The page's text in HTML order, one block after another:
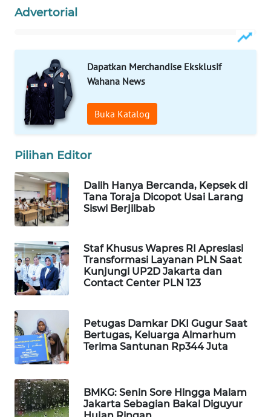
Advertorial
Dapatkan Merchandise Eksklusif
Wahana News
Buka Katalog
Pilihan Editor
Dalih Hanya Bercanda, Kepsek di
Tana Toraja Dicopot Usai Larang
Siswi Berjilbab
Staf Khusus Wapres RI Apresiasi
Transformasi Layanan PLN Saat
Kunjungi UP2D Jakarta dan
Contact Center PLN 123
Petugas Damkar DKI Gugur Saat
Bertugas, Keluarga Almarhum
Terima Santunan Rp344 Juta
BMKG: Senin Sore Hingga Malam
Jakarta Sebagian Bakal Diguyur
Wahana
Media
WAHANA
NEWS
WAHANA
TANI
ADVOKAT
WAHANA
INFRASTRUKTUR
KONSUMEN
WAHANA
LISTRIK
WAHANA
TRAVEL
TV